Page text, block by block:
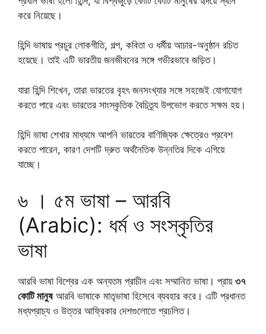
করে নিয়েছে।
হিন্দি ভাষায় প্রচুর লোকগীতি, গল্প, কবিতা ও ধর্মীয় আচার-অনুষ্ঠান রচিত
হয়েছে। তাই এটি ভারতীয় জনজীবনের সঙ্গে গভীরভাবে জড়িত।
যারা হিন্দি শিখেন, তারা ভারতের বৃহৎ জনসংখ্যার সঙ্গে সহজেই যোগাযোগ
করতে পারে এবং ভারতের সাংস্কৃতিক বৈচিত্র্য উপভোগ করতে সক্ষম হয়।
হিন্দি ভাষা শেখার মাধ্যমে আপনি ভারতের বাণিজ্যিক ক্ষেত্রেও প্রবেশ
করতে পারেন, কারণ দেশটি দ্রুত অর্থনৈতিক উন্নতির দিকে এগিয়ে
যাচ্ছে।
৬ । ৫ম ভাষা – আরবি
(Arabic): ধর্ম ও সংস্কৃতির
ভাষা
আরবি ভাষা বিশ্বের এক অন্যতম প্রাচীন এবং সম্মানিত ভাষা। প্রায় ৩৭
কোটি মানুষআরবি ভাষাকে মাতৃভাষা হিসেবে ব্যবহার করে। এটি প্রধানত
মধ্যপ্রাচ্য ও উত্তর আফ্রিকার দেশগুলোতে প্রচলিত।